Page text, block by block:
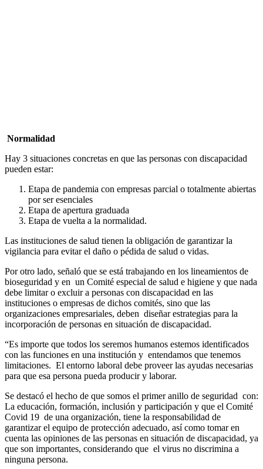
Normalidad
Hay 3 situaciones concretas en que las personas con discapacidad
pueden estar:
Etapa de pandemia con empresas parcial o totalmente abiertas
por ser esenciales
Etapa de apertura graduada
Etapa de vuelta a la normalidad.
Las instituciones de salud tienen la obligación de garantizar la
vigilancia para evitar el daño o pédida de salud o vidas.
Por otro lado, señaló que se está trabajando en los lineamientos de
bioseguridad y en un Comité especial de salud e higiene y que nada
debe limitar o excluir a personas con discapacidad en las
instituciones o empresas de dichos comités, sino que las
organizaciones empresariales, deben diseñar estrategias para la
incorporación de personas en situación de discapacidad.
“Es importe que todos los seremos humanos estemos identificados
con las funciones en una institución y entendamos que tenemos
limitaciones. El entorno laboral debe proveer las ayudas necesarias
para que esa persona pueda producir y laborar.
Se destacó el hecho de que somos el primer anillo de seguridad con:
La educación, formación, inclusión y participación y que el Comité
Covid 19 de una organización, tiene la responsabilidad de
garantizar el equipo de protección adecuado, así como tomar en
cuenta las opiniones de las personas en situación de discapacidad, ya
que son importantes, considerando que el virus no discrimina a
ninguna persona.